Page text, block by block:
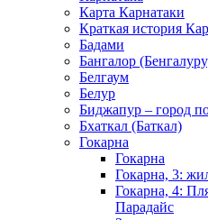
Карта Карнатаки
Краткая история
Бадами
Бангалор
Белгаум
Белур
Биджапур – город
Бхаткал (Баткал)
Гокарна
Гокарна
Гокарна, 3:
Гокарна, 4:
Парадайс